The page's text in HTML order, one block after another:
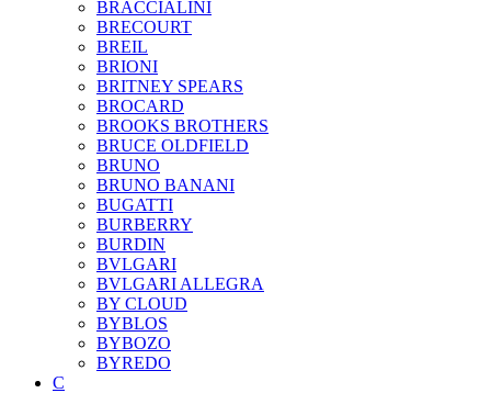
BRACCIALINI
BRECOURT
BREIL
BRIONI
BRITNEY SPEARS
BROCARD
BROOKS BROTHERS
BRUCE OLDFIELD
BRUNO
BRUNO BANANI
BUGATTI
BURBERRY
BURDIN
BVLGARI
BVLGARI ALLEGRA
BY CLOUD
BYBLOS
BYBOZO
BYREDO
C